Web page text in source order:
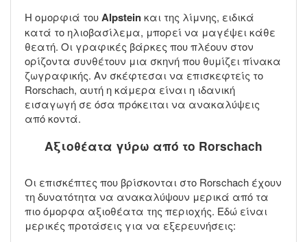
Η ομορφιά τουAlpsteinκαι της λίμνης, ειδικά
κατά το ηλιοβασίλεμα, μπορεί να μαγέψει κάθε
θεατή. Οι γραφικές βάρκες που πλέουν στον
ορίζοντα συνθέτουν μια σκηνή που θυμίζει πίνακα
ζωγραφικής. Αν σκέφτεσαι να επισκεφτείς το
Rorschach, αυτή η κάμερα είναι η ιδανική
εισαγωγή σε όσα πρόκειται να ανακαλύψεις
από κοντά.
Αξιοθέατα γύρω από το Rorschach
Οι επισκέπτες που βρίσκονται στο Rorschach έχουν
τη δυνατότητα να ανακαλύψουν μερικά από τα
πιο όμορφα αξιοθέατα της περιοχής. Εδώ είναι
μερικές προτάσεις για να εξερευνήσεις: